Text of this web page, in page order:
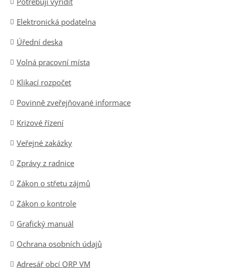
Elektronická podatelna
Úřední deska
Volná pracovní místa
Klikací rozpočet
Povinně zveřejňované informace
Krizové řízení
Veřejné zakázky
Zprávy z radnice
Zákon o střetu zájmů
Zákon o kontrole
Grafický manuál
Ochrana osobních údajů
Adresář obcí ORP VM